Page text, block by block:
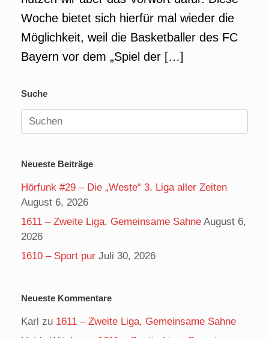
Woche bietet sich hierfür mal wieder die
Möglichkeit, weil die Basketballer des FC
Bayern vor dem „Spiel der […]
Suche
Suchen
nach:
Neueste Beiträge
Hörfunk #29 – Die „Weste“ 3. Liga aller Zeiten
August 6, 2026
1611 – Zweite Liga, Gemeinsame Sahne August 6,
2026
1610 – Sport pur Juli 30, 2026
Neueste Kommentare
Karl zu 1611 – Zweite Liga, Gemeinsame Sahne